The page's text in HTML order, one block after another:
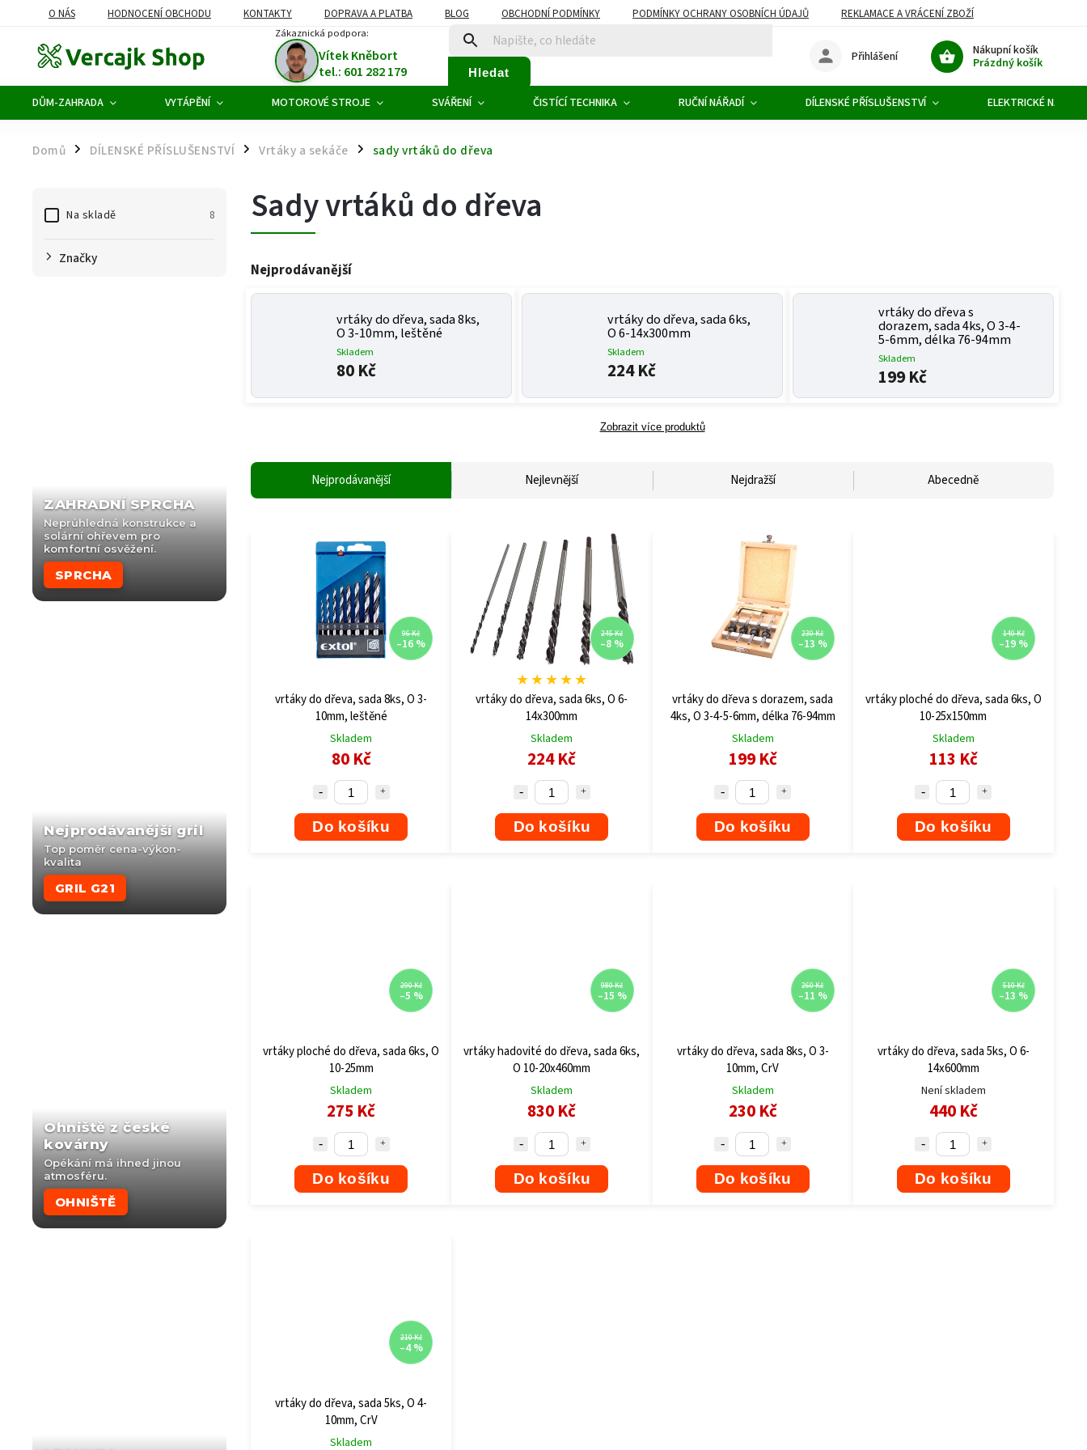
O NÁS HODNOCENÍ OBCHODU KONTAKTY DOPRAVA A PLATBA BLOG OBCHODNÍ PODMÍNKY PODMÍNKY OCHRANY OSOBNÍCH ÚDAJŮ
REKLAMACE A VRÁCENÍ ZBOŽÍ
Zákaznická podpora:
Vítek Kněbort
tel.: 601 282 179
Hledat
Nákupní košík
Prázdný košík
Přihlášení
DŮM-ZAHRADA VYTÁPĚNÍ MOTOROVÉ STROJE SVÁŘENÍ ČISTÍCÍ TECHNIKA RUČNÍ NÁŘADÍ DÍLENSKÉ PŘÍSLUŠENSTVÍ ELEKTRICKÉ NÁŘADÍ
Domů / DÍLENSKÉ PŘÍSLUŠENSTVÍ / Vrtáky a sekáče / sady vrtáků do dřeva
Na skladě 8
Značky
ZAHRADNÍ SPRCHA
Neprůhledná konstrukce a
solární ohřevem pro
komfortní osvěžení.
SPRCHA
Nejprodávanější gril
Top poměr cena-výkon-
kvalita
GRIL G21
Ohniště z české
kovárny
Opékání má ihned jinou
atmosféru.
OHNIŠTĚ
Sady vrtáků do dřeva
Nejprodávanější
vrtáky do dřeva, sada 8ks,
O 3-10mm, leštěné
Skladem
80 Kč
vrtáky do dřeva, sada 6ks,
O 6-14x300mm
Skladem
224 Kč
vrtáky do dřeva s
dorazem, sada 4ks, O 3-4-
5-6mm, délka 76-94mm
Skladem
199 Kč
Zobrazit více produktů
Nejprodávanější Nejlevnější Nejdražší Abecedně
96 Kč
–16 %
vrtáky do dřeva, sada 8ks, O 3-
10mm, leštěné
Skladem
80 Kč
Do košíku
245 Kč
–8 %
vrtáky do dřeva, sada 6ks, O 6-
14x300mm
★ ★ ★ ★ ★
Skladem
224 Kč
Do košíku
230 Kč
–13 %
vrtáky do dřeva s dorazem, sada
4ks, O 3-4-5-6mm, délka 76-94mm
Skladem
199 Kč
Do košíku
140 Kč
–19 %
vrtáky ploché do dřeva, sada 6ks, O
10-25x150mm
Skladem
113 Kč
Do košíku
290 Kč
–5 %
vrtáky ploché do dřeva, sada 6ks, O
10-25mm
Skladem
275 Kč
Do košíku
980 Kč
–15 %
vrtáky hadovité do dřeva, sada 6ks,
O 10-20x460mm
Skladem
830 Kč
Do košíku
260 Kč
–11 %
vrtáky do dřeva, sada 8ks, O 3-
10mm, CrV
Skladem
230 Kč
Do košíku
510 Kč
–13 %
vrtáky do dřeva, sada 5ks, O 6-
14x600mm
Není skladem
440 Kč
Do košíku
210 Kč
–4 %
vrtáky do dřeva, sada 5ks, O 4-
10mm, CrV
Skladem